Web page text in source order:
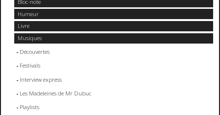
Bloc-note
Humeur
Livre
Musiques
Découvertes
Festivals
Interview express
Les Madeleines de Mr Dubuc
Playlists